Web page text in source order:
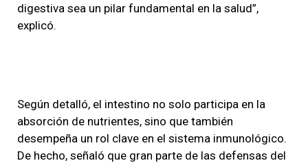
digestiva sea un pilar fundamental en la salud”,
explicó.
Según detalló, el intestino no solo participa en la
absorción de nutrientes, sino que también
desempeña un rol clave en el sistema inmunológico.
De hecho, señaló que gran parte de las defensas del